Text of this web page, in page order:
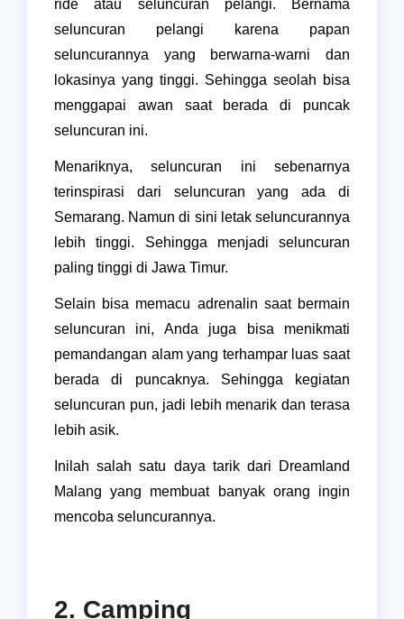
ride atau seluncuran pelangi. Bernama
seluncuran pelangi karena papan
seluncurannya yang berwarna-warni dan
lokasinya yang tinggi. Sehingga seolah bisa
menggapai awan saat berada di puncak
seluncuran ini.
Menariknya, seluncuran ini sebenarnya
terinspirasi dari seluncuran yang ada di
Semarang. Namun di sini letak seluncurannya
lebih tinggi. Sehingga menjadi seluncuran
paling tinggi di Jawa Timur.
Selain bisa memacu adrenalin saat bermain
seluncuran ini, Anda juga bisa menikmati
pemandangan alam yang terhampar luas saat
berada di puncaknya. Sehingga kegiatan
seluncuran pun, jadi lebih menarik dan terasa
lebih asik.
Inilah salah satu daya tarik dari Dreamland
Malang yang membuat banyak orang ingin
mencoba seluncurannya.
2. Camping